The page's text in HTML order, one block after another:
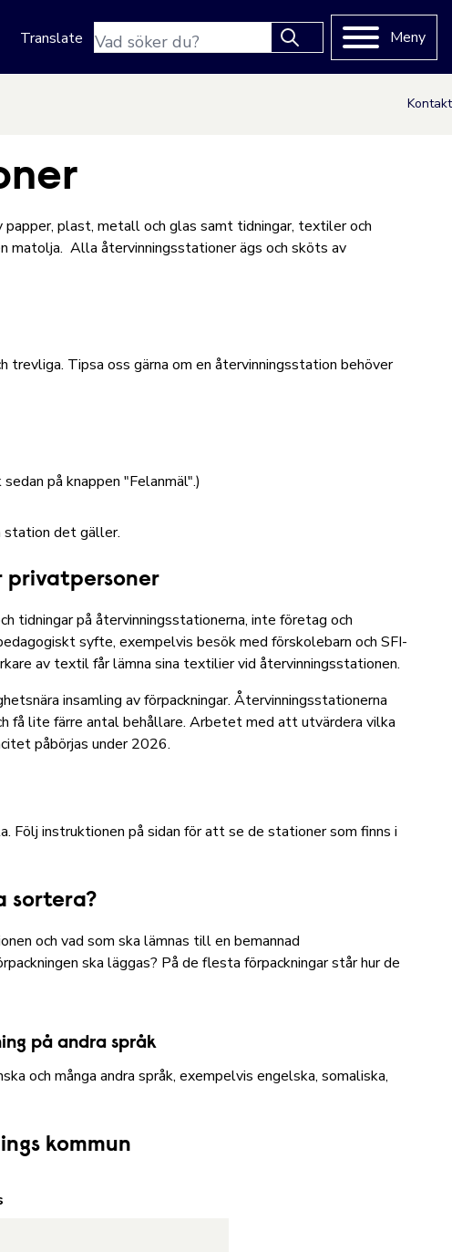
Translate
Sökfras
Meny
Kontakt
papper, plast, metall och glas samt tidningar, textiler och
matolja. Alla återvinningsstationer ägs och sköts av
trevliga. Tipsa oss gärna om en återvinningsstation behöver
på knappen "Felanmäl".)
station det gäller.
privatpersoner
tidningar på återvinningsstationerna, inte företag och
syfte, exempelvis besök med förskolebarn och SFI-
av textil får lämna sina textilier vid återvinningsstationen.
insamling av förpackningar. Återvinningsstationerna
få lite färre antal behållare. Arbetet med att utvärdera vilka
påbörjas under 2026.
Följ instruktionen på sidan för att se de stationer som finns i
sortera?
och vad som ska lämnas till en bemannad
ska läggas? På de flesta förpackningar står hur de
på andra språk
och många andra språk, exempelvis engelska, somaliska,
kommun